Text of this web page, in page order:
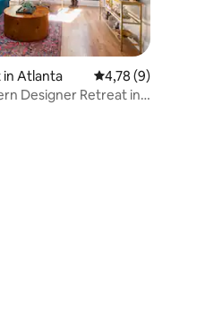
von 5, 30 Bewertungen
Atlanta Durchschnittliche
4,78 (9)
Designer Retreat in